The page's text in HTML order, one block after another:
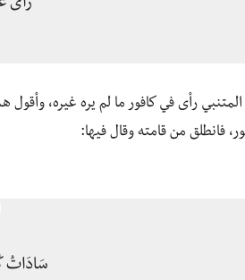
رَأى
رأى في كافور ما لم يره غيره،
فانطلق من قامته وقال فيها:
سَادَاتُ